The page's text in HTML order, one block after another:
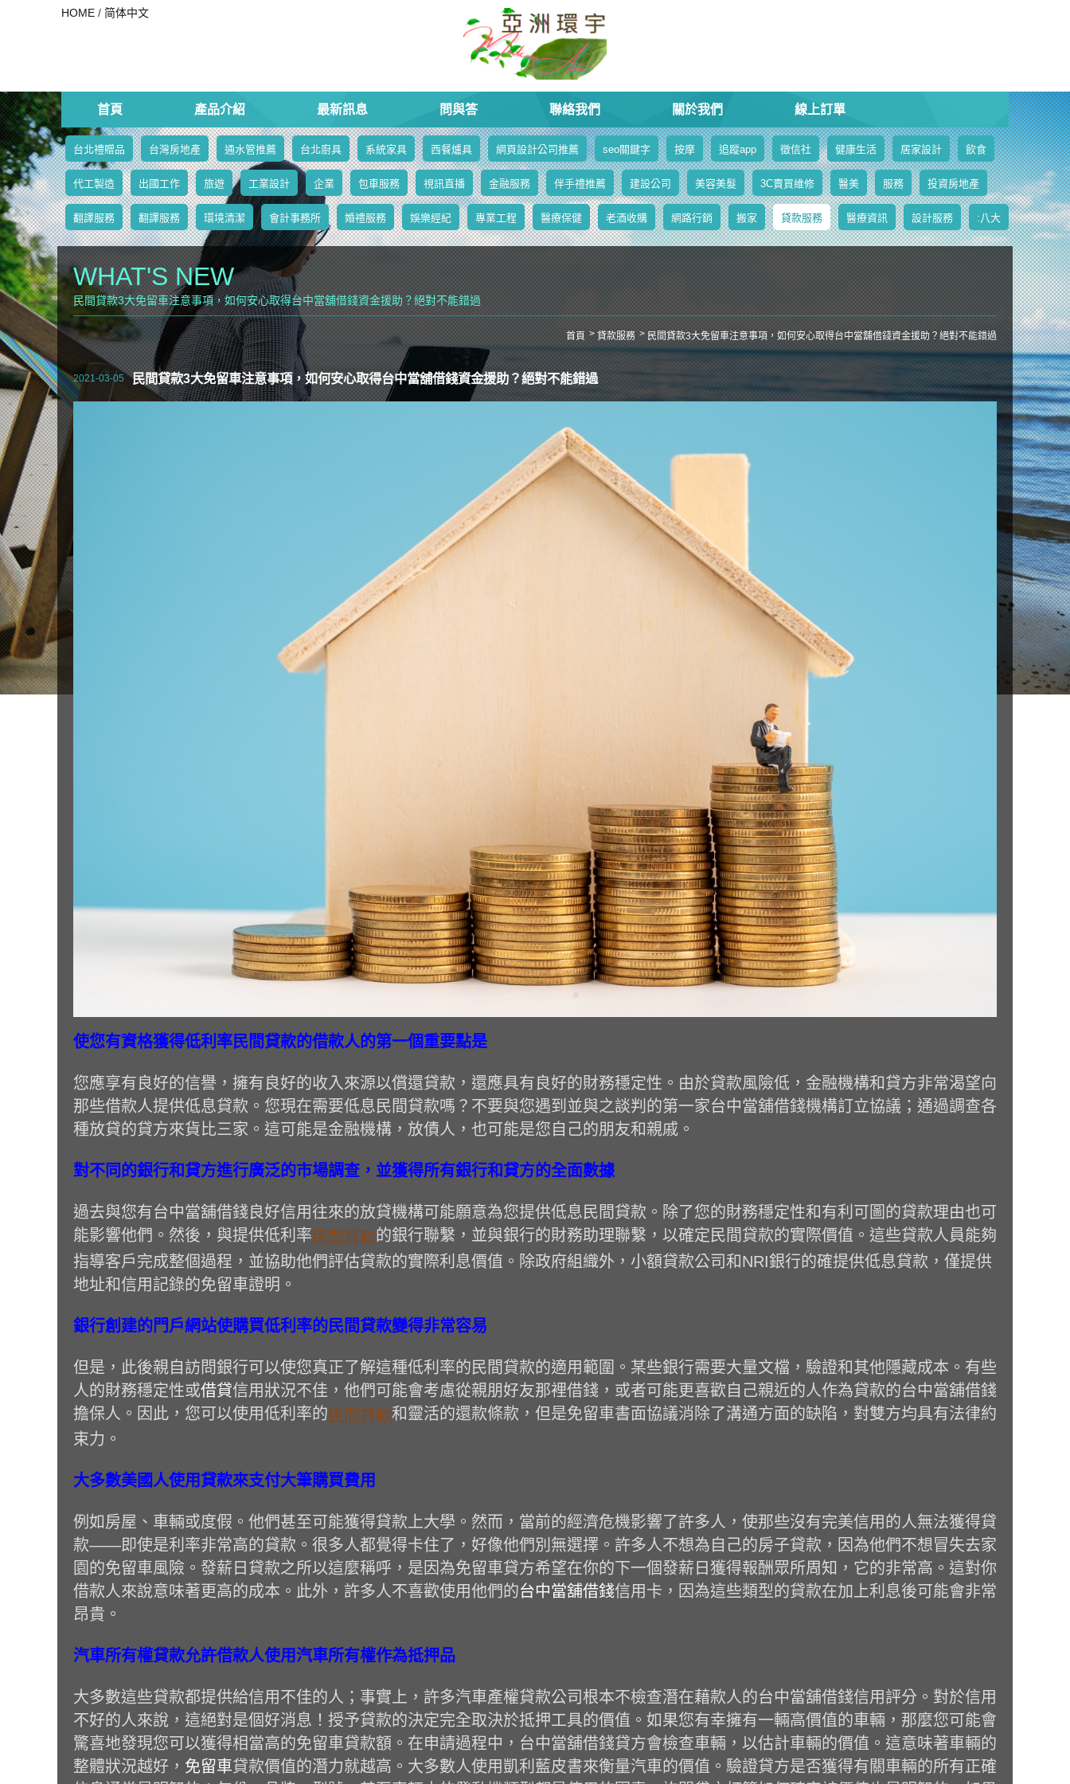
HOME / 简体中文
首頁 產品介紹 最新訊息 問與答 聯絡我們 關於我們 線上訂單
台北禮贈品 台灣房地產 通水管推薦 台北廚具 系統家具 西餐爐具 網頁設計公司推薦 seo關鍵字 按摩 追蹤app 徵信社 健康生活 居家設計 飲食
代工製造 出國工作 旅遊 工業設計 企業 包車服務 視訊直播 金融服務 伴手禮推薦 建設公司 美容美髮 3C賣買維修 醫美 服務 投資房地產
翻譯服務 翻譯服務 環境清潔 會計事務所 婚禮服務 娛樂經紀 專業工程 醫療保健 老酒收購 網路行銷 搬家 貸款服務 醫療資訊 設計服務 :八大
WHAT'S NEW
民間貸款3大免留車注意事項，如何安心取得台中當舖借錢資金援助？絕對不能錯過
首頁 貸款服務 民間貸款3大免留車注意事項，如何安心取得台中當舖借錢資金援助？絕對不能錯過
2021-03-05 民間貸款3大免留車注意事項，如何安心取得台中當舖借錢資金援助？絕對不能錯過
使您有資格獲得低利率民間貸款的借款人的第一個重要點是
您應享有良好的信譽，擁有良好的收入來源以償還貸款，還應具有良好的財務穩定性。由於貸款風險低，金融機構和貸方非常渴望向
那些借款人提供低息貸款。您現在需要低息民間貸款嗎？不要與您遇到並與之談判的第一家台中當舖借錢機構訂立協議；通過調查各
種放貸的貸方來貨比三家。這可能是金融機構，放債人，也可能是您自己的朋友和親戚。
對不同的銀行和貸方進行廣泛的市場調查，並獲得所有銀行和貸方的全面數據
過去與您有台中當舖借錢良好信用往來的放貸機構可能願意為您提供低息民間貸款。除了您的財務穩定性和有利可圖的貸款理由也可
能影響他們。然後，與提供低利率 民間貸款的銀行聯繫，並與銀行的財務助理聯繫，以確定民間貸款的實際價值。這些貸款人員能夠
指導客戶完成整個過程，並協助他們評估貸款的實際利息價值。除政府組織外，小額貸款公司和NRI銀行的確提供低息貸款，僅提供
地址和信用記錄的免留車證明。
銀行創建的門戶網站使購買低利率的民間貸款變得非常容易
但是，此後親自訪問銀行可以使您真正了解這種低利率的民間貸款的適用範圍。某些銀行需要大量文檔，驗證和其他隱藏成本。有些
人的財務穩定性或借貸信用狀況不佳，他們可能會考慮從親朋好友那裡借錢，或者可能更喜歡自己親近的人作為貸款的台中當舖借錢
擔保人。因此，您可以使用低利率的 民間貸款和靈活的還款條款，但是免留車書面協議消除了溝通方面的缺陷，對雙方均具有法律約
束力。
大多數美國人使用貸款來支付大筆購買費用
例如房屋、車輛或度假。他們甚至可能獲得貸款上大學。然而，當前的經濟危機影響了許多人，使那些沒有完美信用的人無法獲得貸
款——即使是利率非常高的貸款。很多人都覺得卡住了，好像他們別無選擇。許多人不想為自己的房子貸款，因為他們不想冒失去家
園的免留車風險。發薪日貸款之所以這麼稱呼，是因為免留車貸方希望在你的下一個發薪日獲得報酬眾所周知，它的非常高。這對你
借款人來說意味著更高的成本。此外，許多人不喜歡使用他們的台中當舖借錢信用卡，因為這些類型的貸款在加上利息後可能會非常
昂貴。
汽車所有權貸款允許借款人使用汽車所有權作為抵押品
大多數這些貸款都提供給信用不佳的人；事實上，許多汽車產權貸款公司根本不檢查潛在藉款人的台中當舖借錢信用評分。對於信用
不好的人來說，這絕對是個好消息！授予貸款的決定完全取決於抵押工具的價值。如果您有幸擁有一輛高價值的車輛，那麼您可能會
驚喜地發現您可以獲得相當高的免留車貸款額。在申請過程中，台中當舖借錢貸方會檢查車輛，以估計車輛的價值。這意味著車輛的
整體狀況越好， 免留車貸款價值的潛力就越高。大多數人使用凱利藍皮書來衡量汽車的價值。驗證貸方是否獲得有關車輛的所有正確